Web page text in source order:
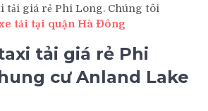
tải giá rẻ Phi Long. Chúng tôi
tải tại quận Hà Đông
tải giá rẻ Phi
cư Anland Lake